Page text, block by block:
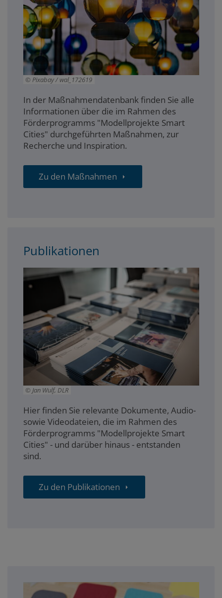
Pixabay / wal_172619
In der Maßnahmendatenbank finden Sie alle
Informationen über die im Rahmen des
Förderprogramms "Modellprojekte Smart
Cities" durchgeführten Maßnahmen, zur
Recherche und Inspiration.
Zu den Maßnahmen
Publikationen
Jan Wulf, DLR
Hier finden Sie relevante Dokumente, Audio-
sowie Videodateien, die im Rahmen des
Förderprogramms "Modellprojekte Smart
Cities" - und darüber hinaus - entstanden
sind.
Zu den Publikationen